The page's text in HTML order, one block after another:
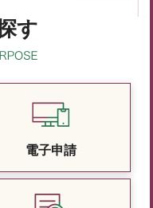
す
電子申請